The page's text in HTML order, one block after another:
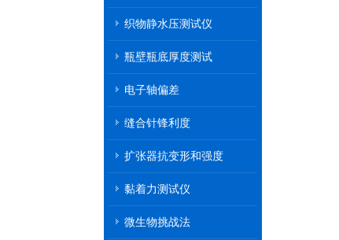
织物静水压测试仪
瓶壁瓶底厚度测试
电子轴偏差
缝合针锋利度
扩张器抗变形和强度
黏着力测试仪
微生物挑战法